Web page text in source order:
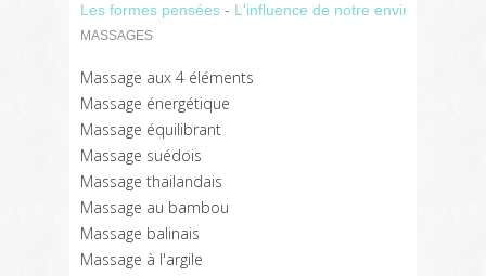
Les formes pensées - L'influence de notre
MASSAGES
Massage aux 4 éléments
Massage énergétique
Massage équilibrant
Massage suédois
Massage thailandais
Massage au bambou
Massage balinais
Massage à l'argile